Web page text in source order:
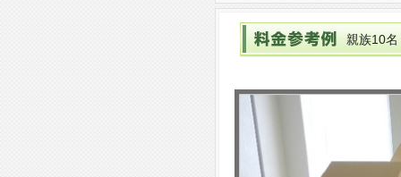
親族10名